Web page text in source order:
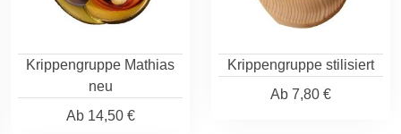
Krippengruppe Mathias
neu
Ab14,50 €
Krippengruppe stilisiert
Ab 7,80 €